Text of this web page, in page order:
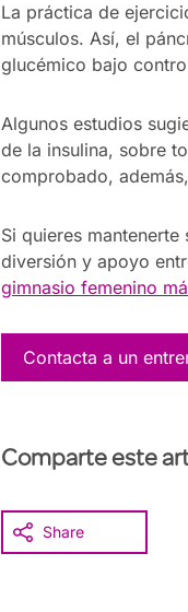
La práctica de
músculos. Así, el
glucémico bajo
Algunos estudios
de la insulina, sobre
comprobado,
Si quieres
diversión y apoyo
gimnasio femenino
Contacta a un
Comparte este
Share